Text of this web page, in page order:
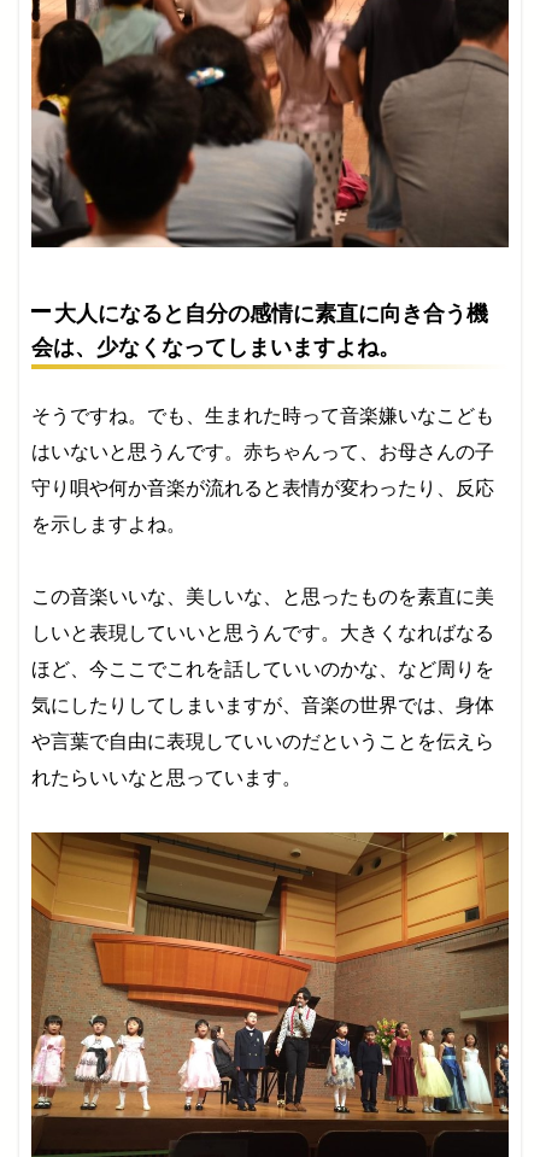
大人になると自分の感情に素直に向き合う機
会は、少なくなってしまいますよね。
そうですね。でも、生まれた時って音楽嫌いなこども
はいないと思うんです。赤ちゃんって、お母さんの子
守り唄や何か音楽が流れると表情が変わったり、反応
を示しますよね。
この音楽いいな、美しいな、と思ったものを素直に美
しいと表現していいと思うんです。大きくなればなる
ほど、今ここでこれを話していいのかな、など周りを
気にしたりしてしまいますが、音楽の世界では、身体
や言葉で自由に表現していいのだということを伝えら
れたらいいなと思っています。